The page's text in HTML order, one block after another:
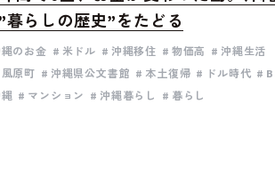
暮らしの歴史”をたどる
のお金 米ドル 沖縄移住 物価高
沖縄生活
原町
沖縄県公文書館 本土復帰 ドル時代
マンション 沖縄暮らし 暮らし